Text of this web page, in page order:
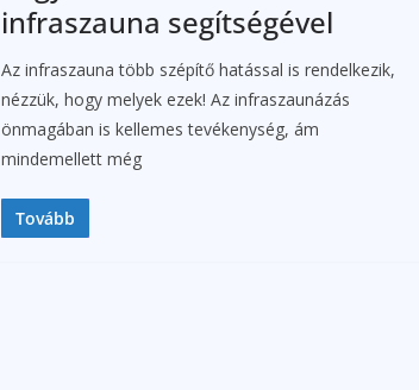
infraszauna segítségével
Az infraszauna több szépítő hatással is rendelkezik,
nézzük, hogy melyek ezek! Az infraszaunázás
önmagában is kellemes tevékenység, ám
mindemellett még
Tovább